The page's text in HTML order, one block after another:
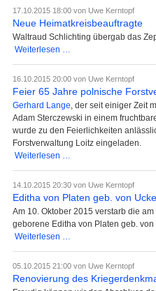
Heimatstube
2016
17.10.2015 18:00 von Uwe Kerntopf
Neue Heimatkreisbeauftragte
Waltraud Schlichting übergab das
Weiterlesen …
16.10.2015 20:00 von Uwe Kerntopf
Feier 65 Jahre polnische
Gerhard Lange, der seit einiger Zeit
Adam Sterczewski in einem
wurde zu den Feierlichkeiten
Forstverwaltung Loitz eingeladen.
Weiterlesen …
Jahre
polnische
Forstverwaltung
14.10.2015 20:30 von Uwe Kerntopf
Editha von Platen geb. von
Am 10. Oktober 2015 verstarb die
geborene Editha von Platen geb.
Weiterlesen …
Platen
geb.
05.10.2015 21:00 von Uwe Kerntopf
Renovierung des